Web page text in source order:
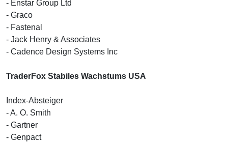
- Enstar Group Ltd
- Graco
- Fastenal
- Jack Henry & Associates
- Cadence Design Systems Inc
TraderFox Stabiles Wachstums USA
Index-Absteiger
- A. O. Smith
- Gartner
- Genpact